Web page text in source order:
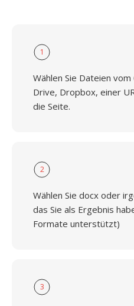
1
Wählen Sie Dateien
Drive, Dropbox, einer
die Seite.
2
Wählen Sie docx oder
das Sie als Ergebnis
Formate unterstützt)
3